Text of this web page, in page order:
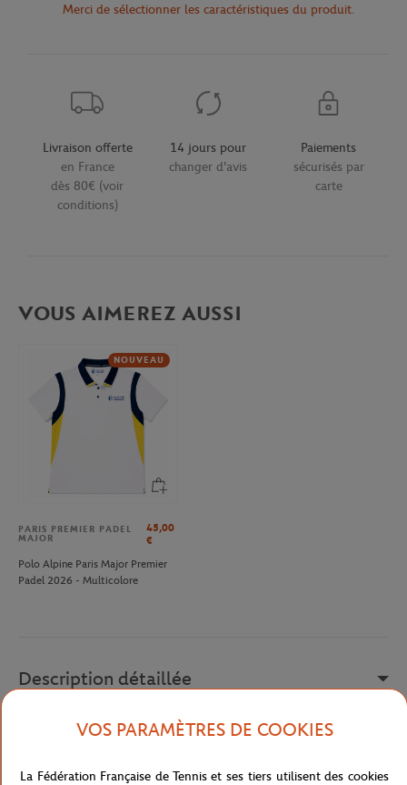
Merci de sélectionner les caractéristiques du produit.
Livraison offerte
en France
dès 80€ (voir
conditions)
14 jours pour
changer d'avis
Paiements
sécurisés par
carte
VOUS AIMEREZ AUSSI
NOUVEAU
PARIS PREMIER PADEL
MAJOR
45,00
€
Polo Alpine Paris Major Premier
Padel 2026 - Multicolore
Description détaillée
Ce t-shirt marine Grand Chelem Towns est le haut parfait pour
VOS PARAMÈTRES DE COOKIES
La Fédération Française de Tennis et ses tiers utilisent des cookies